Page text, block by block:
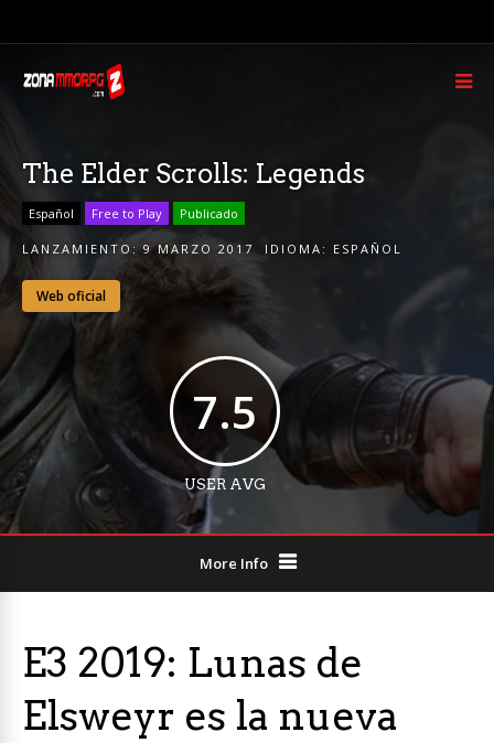
The Elder Scrolls: Legends
Español Free to Play Publicado
LANZAMIENTO:9 MARZO 2017 IDIOMA: ESPAÑOL
Web oficial
7.5
USER AVG
More Info
E3 2019: Lunas de
Elsweyr es la nueva